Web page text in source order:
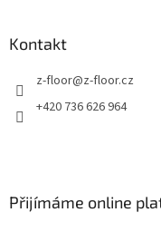
Kontakt
z-floor@z-floor.cz
+420 736 626 964
Přijímáme online